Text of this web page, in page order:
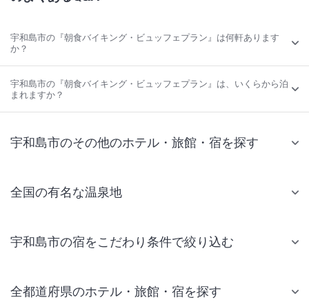
宇和島市の『朝食バイキング・ビュッフェプラン』は何軒あります
か？
宇和島市の『朝食バイキング・ビュッフェプラン』は、いくらから泊
まれますか？
宇和島市のその他のホテル・旅館・宿を探す
全国の有名な温泉地
宇和島市の宿をこだわり条件で絞り込む
全都道府県のホテル・旅館・宿を探す